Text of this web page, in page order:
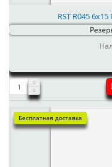
RST R045 6x15
Бесплатная доставка